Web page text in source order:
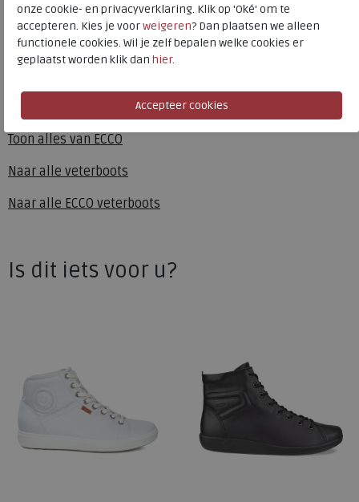
ECCO
Toon alles van ECCO
Naar alle veterboots
Naar alle ECCO veterboots
Materiaal
Nubuck
Uitneembaar voetbed
ja
Is dit iets voor u?
onze cookie- en privacyverklaring. Klik op 'Oké' om te
accepteren. Kies je voorweigeren? Dan plaatsen we alleen
functionele cookies. Wil je zelf bepalen welke cookies er
geplaatst worden klik dan hier.